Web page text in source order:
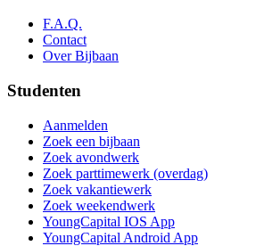
F.A.Q.
Contact
Over Bijbaan
Studenten
Aanmelden
Zoek een bijbaan
Zoek avondwerk
Zoek parttimewerk (overdag)
Zoek vakantiewerk
Zoek weekendwerk
YoungCapital IOS App
YoungCapital Android App